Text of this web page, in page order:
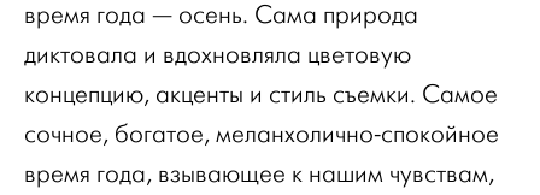
время года — осень. Сама природа
диктовала и вдохновляла цветовую
концепцию, акценты и стиль съемки. Самое
сочное, богатое, меланхолично-спокойное
время года, взывающее к нашим чувствам,